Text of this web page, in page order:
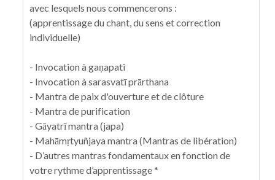
avec lesquels nous commencerons :
(apprentissage du chant, du sens et correction
individuelle)
- Invocation à gaṇapati
- Invocation à sarasvatī prārthana
- Mantra de paix d'ouverture et de clôture
- Mantra de purification
- Gāyatrī mantra (japa)
- Mahāmṛtyuñjaya mantra (Mantras de libération)
- D’autres mantras fondamentaux en fonction de
votre rythme d’apprentissage *